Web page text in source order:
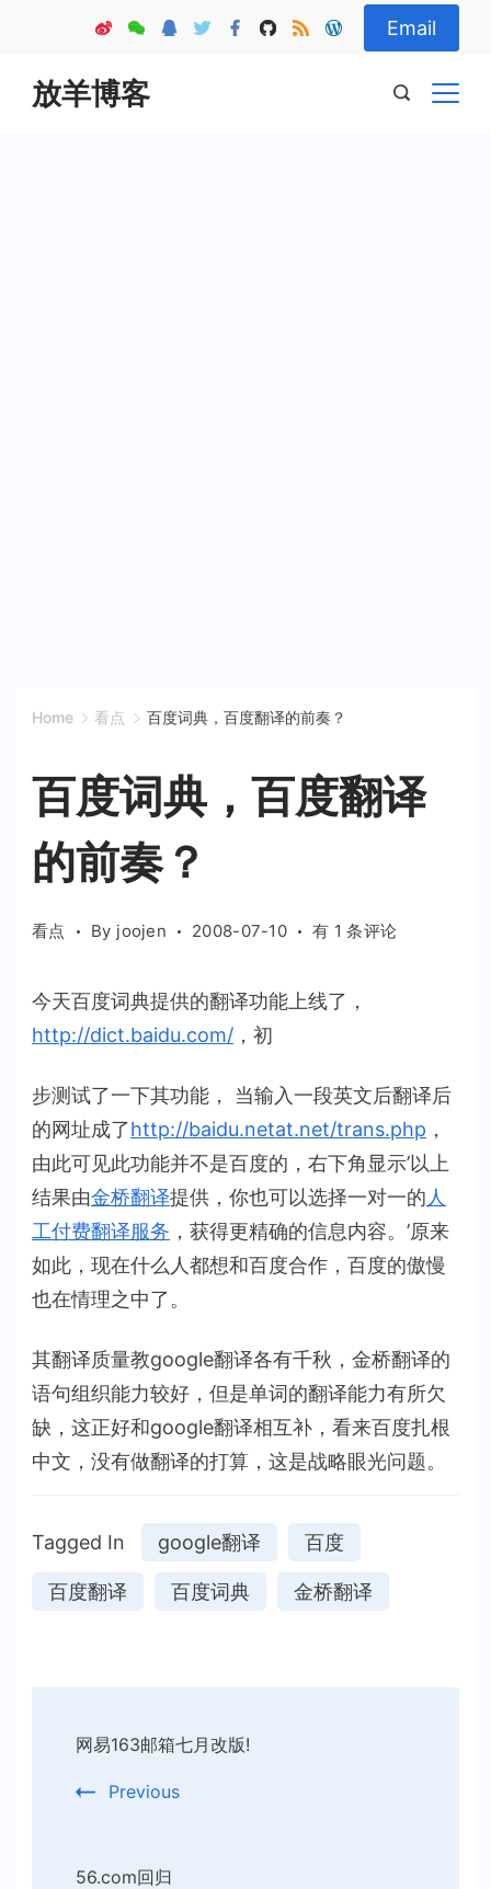
content
Email
放羊博客
Home 看点 百度词典，百度翻译的前奏？
百度词典，百度翻译
的前奏？
看点 By joojen 2008-07-10
百
词
典，
翻
译
的
前
奏？
有 1 条评论
今天百度词典提供的翻译功能上线了，
http://dict.baidu.com/ ，初
步测试了一下其功能， 当输入一段英文后翻译后
的网址成了http://baidu.netat.net/trans.php ，
由此可见此功能并不是百度的，右下角显示’以上
结果由金桥翻译提供，你也可以选择一对一的 人
工付费翻译服务 ，获得更精确的信息内容。’原来
如此，现在什么人都想和百度合作，百度的傲慢
也在情理之中了。
其翻译质量教google翻译各有千秋，金桥翻译的
语句组织能力较好，但是单词的翻译能力有所欠
缺，这正好和google翻译相互补，看来百度扎根
中文，没有做翻译的打算，这是战略眼光问题。
Tagged In google翻译 百度
百度翻译 百度词典 金桥翻译
Navigation
网易163邮箱七月改版!
Previous
56.com回归